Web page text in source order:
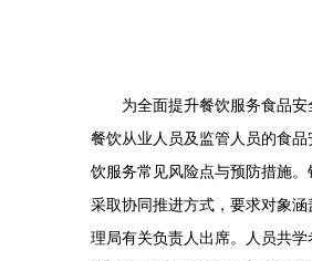
为全面提升餐饮服务食品
餐饮从业人员及监管人员的食
饮服务常见风险点与预防措施
采取协同推进方式，要求对象
理局有关负责人出席。人员共